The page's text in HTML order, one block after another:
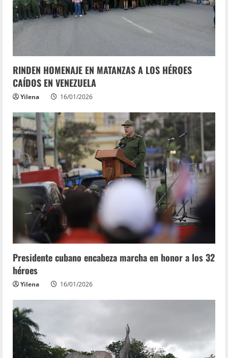
RINDEN HOMENAJE EN MATANZAS A LOS HÉROES
CAÍDOS EN VENEZUELA
Yilena 16/01/2026
Presidente cubano encabeza marcha en honor a los 32
héroes
Yilena 16/01/2026